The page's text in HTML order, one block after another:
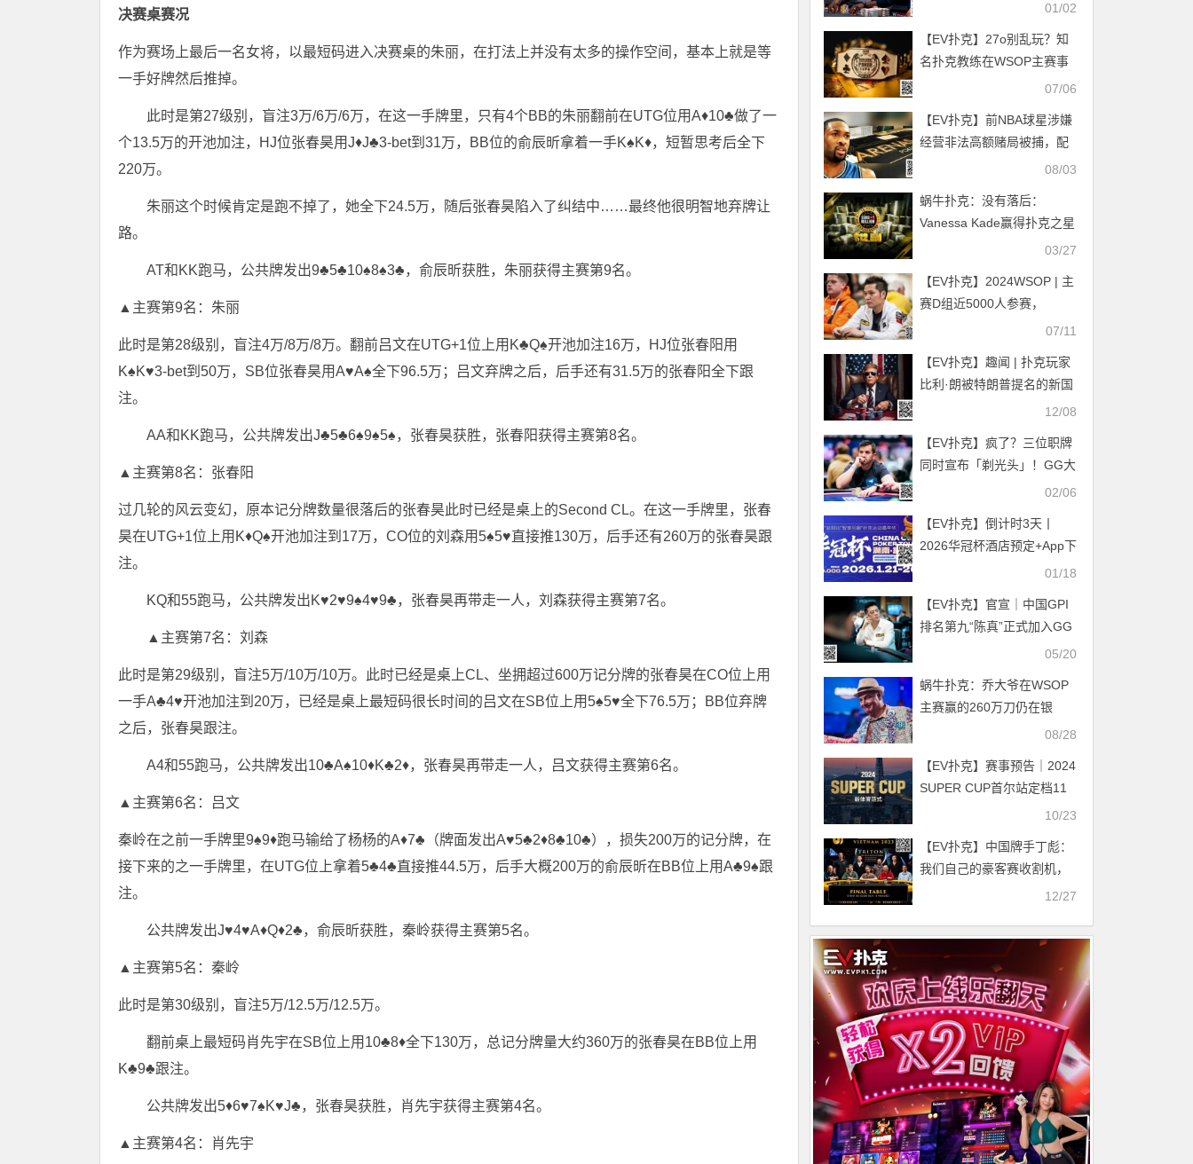
决赛桌赛况
作为赛场上最后一名女将，以最短码进入决赛桌的朱丽，在打法上并没有太多的操作空间，基本上就是等
一手好牌然后推掉。
此时是第27级别，盲注3万/6万/6万，在这一手牌里，只有4个BB的朱丽翻前在UTG位用A♦10♣做了一
个13.5万的开池加注，HJ位张春昊用J♦J♣3-bet到31万，BB位的俞辰昕拿着一手K♠K♦，短暂思考后全下
220万。
朱丽这个时候肯定是跑不掉了，她全下24.5万，随后张春昊陷入了纠结中……最终他很明智地弃牌让
路。
AT和KK跑马，公共牌发出9♣5♣10♠8♠3♣，俞辰昕获胜，朱丽获得主赛第9名。
▲主赛第9名：朱丽
此时是第28级别，盲注4万/8万/8万。翻前吕文在UTG+1位上用K♣Q♠开池加注16万，HJ位张春阳用
K♠K♥3-bet到50万，SB位张春昊用A♥A♠全下96.5万；吕文弃牌之后，后手还有31.5万的张春阳全下跟
注。
AA和KK跑马，公共牌发出J♣5♣6♠9♠5♠，张春昊获胜，张春阳获得主赛第8名。
▲主赛第8名：张春阳
过几轮的风云变幻，原本记分牌数量很落后的张春昊此时已经是桌上的Second CL。在这一手牌里，张春
昊在UTG+1位上用K♦Q♠开池加注到17万，CO位的刘森用5♠5♥直接推130万，后手还有260万的张春昊跟
注。
KQ和55跑马，公共牌发出K♥2♥9♠4♥9♣，张春昊再带走一人，刘森获得主赛第7名。
▲主赛第7名：刘森
此时是第29级别，盲注5万/10万/10万。此时已经是桌上CL、坐拥超过600万记分牌的张春昊在CO位上用
一手A♣4♥开池加注到20万，已经是桌上最短码很长时间的吕文在SB位上用5♠5♥全下76.5万；BB位弃牌
之后，张春昊跟注。
A4和55跑马，公共牌发出10♣A♠10♦K♣2♦，张春昊再带走一人，吕文获得主赛第6名。
▲主赛第6名：吕文
秦岭在之前一手牌里9♠9♦跑马输给了杨杨的A♦7♣（牌面发出A♥5♣2♦8♣10♣），损失200万的记分牌，在
接下来的之一手牌里，在UTG位上拿着5♣4♣直接推44.5万，后手大概200万的俞辰昕在BB位上用A♣9♠跟
注。
公共牌发出J♥4♥A♦Q♦2♣，俞辰昕获胜，秦岭获得主赛第5名。
▲主赛第5名：秦岭
此时是第30级别，盲注5万/12.5万/12.5万。
翻前桌上最短码肖先宇在SB位上用10♣8♦全下130万，总记分牌量大约360万的张春昊在BB位上用
K♣9♣跟注。
公共牌发出5♦6♥7♠K♥J♣，张春昊获胜，肖先宇获得主赛第4名。
▲主赛第4名：肖先宇
01/02
【EV扑克】27o别乱玩？知
名扑克教练在WSOP主赛事
07/06
【EV扑克】前NBA球星涉嫌
经营非法高额赌局被捕，配
08/03
蜗牛扑克：没有落后：
Vanessa Kade赢得扑克之星
03/27
【EV扑克】2024WSOP | 主
赛D组近5000人参赛，
等国人晋级
07/11
【EV扑克】趣闻 | 扑克玩家
比利·朗被特朗普提名的新国
12/08
【EV扑克】疯了？三位职牌
同时宣布「剃光头」！GG大
师赛五周年，谁的头发最危
02/06
【EV扑克】倒计时3天丨
2026华冠杯酒店预定+App下
载正式开启，查看出行及周
01/18
【EV扑克】官宣｜中国GPI
排名第九“陈真”正式加入GG
05/20
蜗牛扑克：乔大爷在WSOP
主赛赢的260万刀仍在银
08/28
【EV扑克】赛事预告｜2024
SUPER CUP首尔站定档11
10/23
【EV扑克】中国牌手丁彪：
我们自己的豪客赛收割机，
12/27